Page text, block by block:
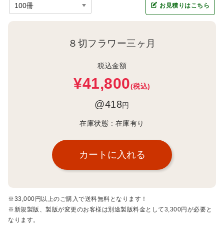
お見積りはこちら
８切フラワー三ヶ月
税込金額
¥41,800(税込)
@418円
在庫状態 : 在庫有り
※33,000円以上のご購入で送料無料となります！
※新規製版、製版が変更のお客様は別途製版料金として3,300円が必要と
なります。